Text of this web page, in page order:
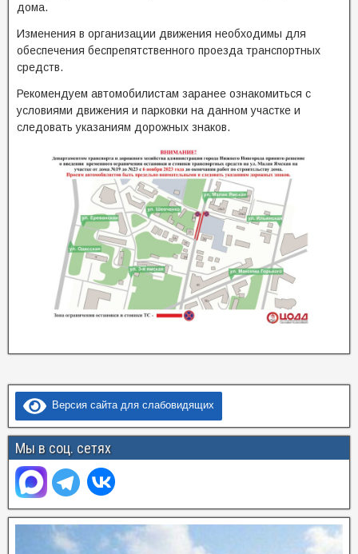
дома.
Изменения в организации движения необходимы для
обеспечения беспрепятственного проезда транспортных
средств.
Рекомендуем автомобилистам заранее ознакомиться с
условиями движения и парковки на данном участке и
следовать указаниям дорожных знаков.
Версия сайта для слабовидящих
Мы в соц. сетях